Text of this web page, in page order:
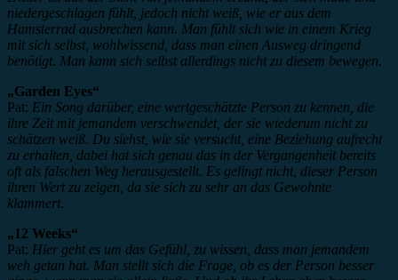
niedergeschlagen fühlt, jedoch nicht weiß, wie er aus dem
Hamsterrad ausbrechen kann. Man fühlt sich wie in einem Krieg
mit sich selbst, wohlwissend, dass man einen Ausweg dringend
benötigt. Man kann sich selbst allerdings nicht zu diesem bewegen.
„Garden Eyes“
Pat: Ein Song darüber, eine wertgeschätzte Person zu kennen, die
ihre Zeit mit jemandem verschwendet, der sie wiederum nicht zu
schätzen weiß. Du siehst, wie sie versucht, eine Beziehung aufrecht
zu erhalten, dabei hat sich genau das in der Vergangenheit bereits
oft als falschen Weg herausgestellt. Es gelingt nicht, dieser Person
ihren Wert zu zeigen, da sie sich zu sehr an das Gewohnte
klammert.
„12 Weeks“
Pat: Hier geht es um das Gefühl, zu wissen, dass man jemandem
weh getan hat. Man stellt sich die Frage, ob es der Person besser